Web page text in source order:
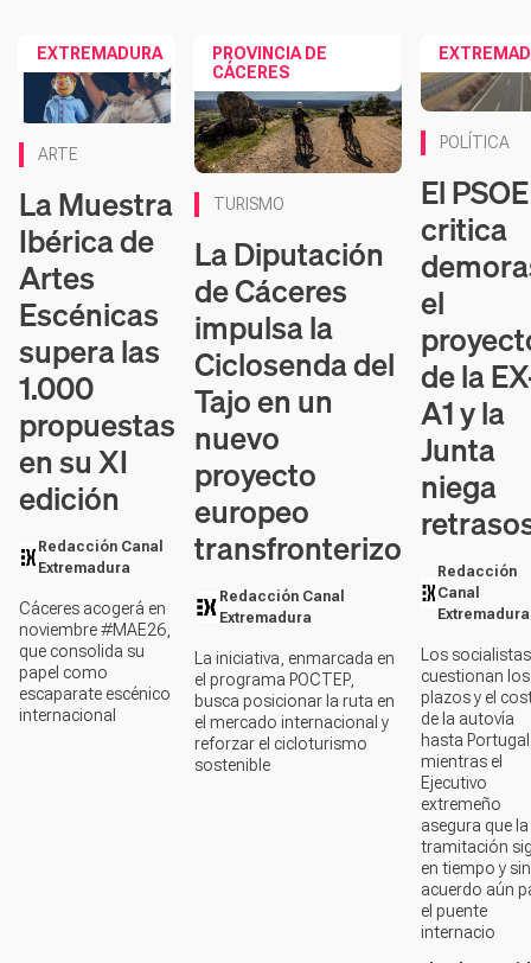
EXTREMADURA
ARTE
La Muestra
Ibérica de
Artes
Escénicas
supera las
1.000
propuestas
en su XI
edición
Redacción Canal
Extremadura
Cáceres acogerá en
noviembre #MAE26,
que consolida su
papel como
escaparate escénico
internacional
PROVINCIA DE
CÁCERES
TURISMO
La Diputación
de Cáceres
impulsa la
Ciclosenda del
Tajo en un
nuevo
proyecto
europeo
transfronterizo
Redacción Canal
Extremadura
La iniciativa, enmarcada en
el programa POCTEP,
busca posicionar la ruta en
el mercado internacional y
reforzar el cicloturismo
sostenible
POLÍTICA
El PSOE
critica
el
de la
A1 y la
Junta
niega
Redacción
Canal
Extremadura
Los socialistas
cuestionan los
plazos y el
de la autovía
hasta
mientras el
Ejecutivo
extremeño
asegura que la
tramitación
en tiempo y sin
acuerdo aún
el puente
internacio